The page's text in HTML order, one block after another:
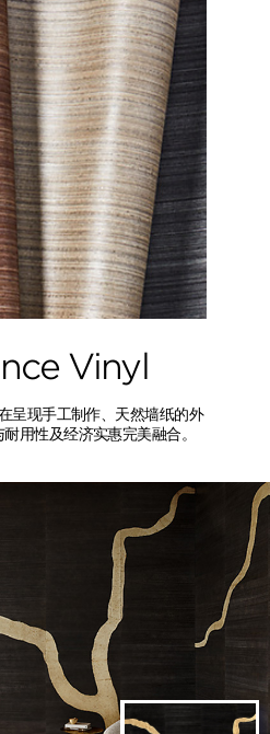
Vinyl
呈现手工制作、天然墙纸的外
用性及经济实惠完美融合。